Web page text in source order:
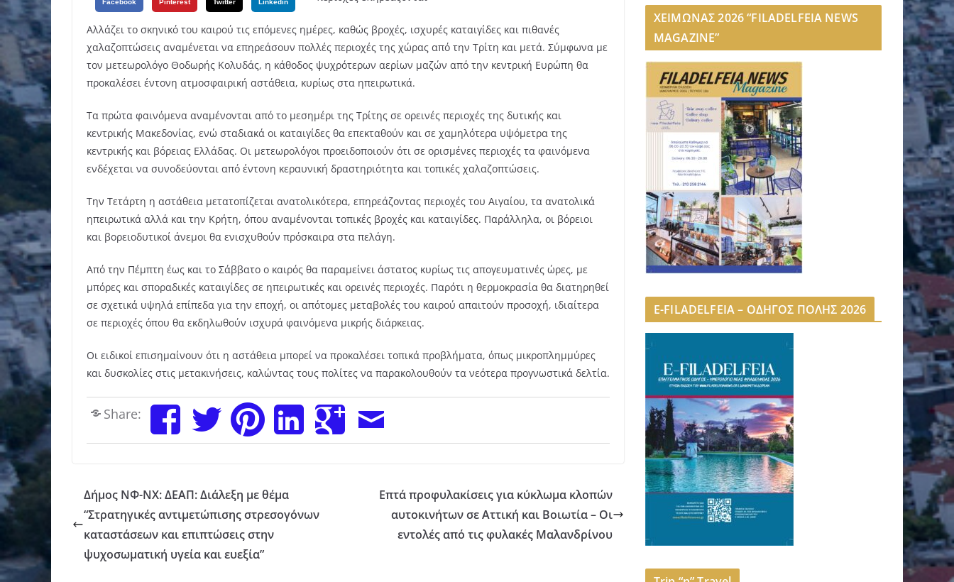
Facebook Pinterest Twitter Linkedin
Αλλάζει το σκηνικό του καιρού τις επόμενες ημέρες, καθώς βροχές, ισχυρές καταιγίδες και πιθανές
χαλαζοπτώσεις αναμένεται να επηρεάσουν πολλές περιοχές της χώρας από την Τρίτη και μετά. Σύμφωνα με
τον μετεωρολόγο Θοδωρής Κολυδάς, η κάθοδος ψυχρότερων αερίων μαζών από την κεντρική Ευρώπη θα
προκαλέσει έντονη ατμοσφαιρική αστάθεια, κυρίως στα ηπειρωτικά.
Τα πρώτα φαινόμενα αναμένονται από το μεσημέρι της Τρίτης σε ορεινές περιοχές της δυτικής και
κεντρικής Μακεδονίας, ενώ σταδιακά οι καταιγίδες θα επεκταθούν και σε χαμηλότερα υψόμετρα της
κεντρικής και βόρειας Ελλάδας. Οι μετεωρολόγοι προειδοποιούν ότι σε ορισμένες περιοχές τα φαινόμενα
ενδέχεται να συνοδεύονται από έντονη κεραυνική δραστηριότητα και τοπικές χαλαζοπτώσεις.
Την Τετάρτη η αστάθεια μετατοπίζεται ανατολικότερα, επηρεάζοντας περιοχές του Αιγαίου, τα ανατολικά
ηπειρωτικά αλλά και την Κρήτη, όπου αναμένονται τοπικές βροχές και καταιγίδες. Παράλληλα, οι βόρειοι
και βορειοδυτικοί άνεμοι θα ενισχυθούν πρόσκαιρα στα πελάγη.
Από την Πέμπτη έως και το Σάββατο ο καιρός θα παραμείνει άστατος κυρίως τις απογευματινές ώρες, με
μπόρες και σποραδικές καταιγίδες σε ηπειρωτικές και ορεινές περιοχές. Παρότι η θερμοκρασία θα διατηρηθεί
σε σχετικά υψηλά επίπεδα για την εποχή, οι απότομες μεταβολές του καιρού απαιτούν προσοχή, ιδιαίτερα
σε περιοχές όπου θα εκδηλωθούν ισχυρά φαινόμενα μικρής διάρκειας.
Οι ειδικοί επισημαίνουν ότι η αστάθεια μπορεί να προκαλέσει τοπικά προβλήματα, όπως μικροπλημμύρες
και δυσκολίες στις μετακινήσεις, καλώντας τους πολίτες να παρακολουθούν τα νεότερα προγνωστικά δελτία.
Share:
Δήμος ΝΦ-ΝΧ: ΔΕΑΠ: Διάλεξη με θέμα
“Στρατηγικές αντιμετώπισης στρεσογόνων
καταστάσεων και επιπτώσεις στην
ψυχοσωματική υγεία και ευεξία”
Επτά προφυλακίσεις για κύκλωμα κλοπών
αυτοκινήτων σε Αττική και Βοιωτία – Οι
εντολές από τις φυλακές Μαλανδρίνου
ΧΕΙΜΩΝΑΣ 2026 “FILADELFEIA NEWS
MAGAZINE”
E-FILADELFEIA – ΟΔΗΓΟΣ ΠΟΛΗΣ 2026